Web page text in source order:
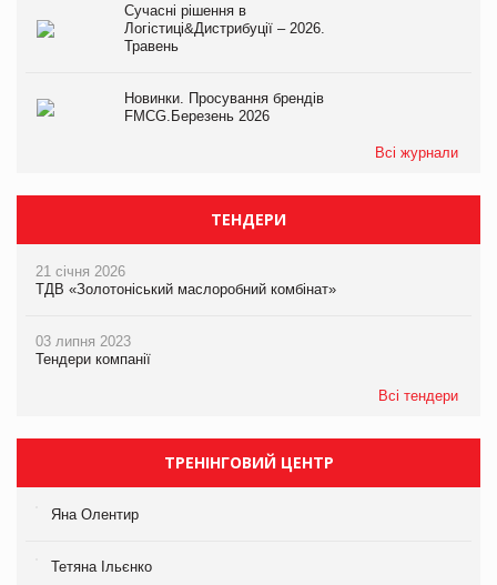
Сучасні рішення в
Логістиці&Дистрибуції – 2026.
Травень
Новинки. Просування брендів
FMCG.Березень 2026
Всі журнали
ТЕНДЕРИ
21 січня 2026
ТДВ «Золотоніський маслоробний комбінат»
03 липня 2023
Тендери компанії
Всі тендери
ТРЕНІНГОВИЙ ЦЕНТР
Яна Олентир
Тетяна Ільєнко